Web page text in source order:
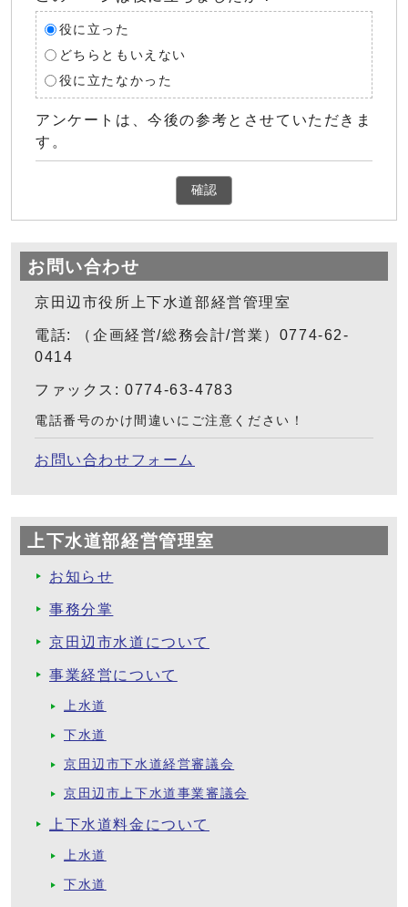
役に立った
どちらともいえない
役に立たなかった
アンケートは、今後の参考とさせていただきま
す。
確認
お問い合わせ
京田辺市役所上下水道部経営管理室
電話: （企画経営/総務会計/営業）0774-62-
0414
ファックス: 0774-63-4783
電話番号のかけ間違いにご注意ください！
お問い合わせフォーム
上下水道部経営管理室
お知らせ
事務分掌
京田辺市水道について
事業経営について
上水道
下水道
京田辺市下水道経営審議会
京田辺市上下水道事業審議会
上下水道料金について
上水道
下水道